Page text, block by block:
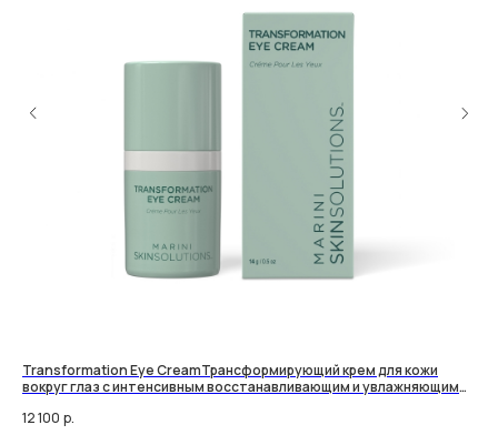
Transformation Eye CreamТрансформирующий крем для кожи
вокруг глаз с интенсивным восстанавливающим и увлажняющим
12 100 р.